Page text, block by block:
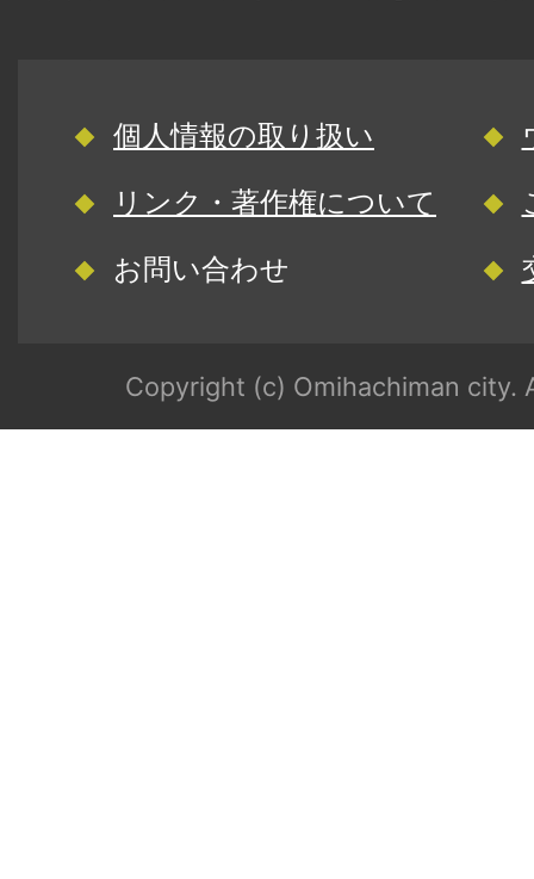
個人情報の取り扱い
リンク・著作権について
お問い合わせ
Copyright (c) Omihachiman city.